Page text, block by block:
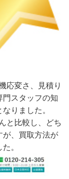
応変さ、見積り
スタッフの知
りました。
と比較し、どち
が、買取方法が
。